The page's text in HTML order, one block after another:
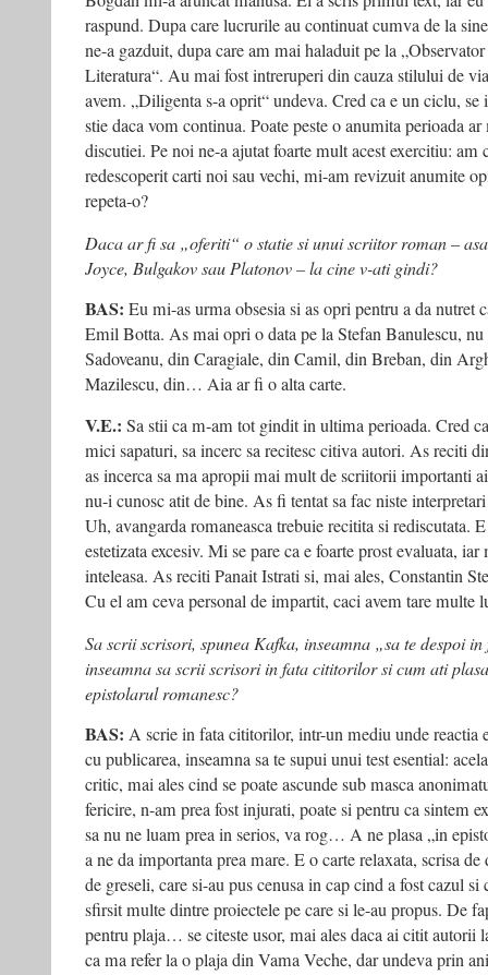
raspund. Dupa care lucrurile au continuat cumva de la
ne-a gazduit, dupa care am mai haladuit pe la
Literatura“. Au mai fost intreruperi din cauza stilului de
avem. „Diligenta s-a oprit“ undeva. Cred ca e un ciclu,
stie daca vom continua. Poate peste o anumita perioada
discutiei. Pe noi ne-a ajutat foarte mult acest exercitiu: am
redescoperit carti noi sau vechi, mi-am revizuit anumite
repeta-o?
Daca ar fi sa „oferiti“ o statie si unui scriitor roman –
Joyce, Bulgakov sau Platonov – la cine v-ati gindi?
BAS: Eu mi-as urma obsesia si as opri pentru a da nutret
Emil Botta. As mai opri o data pe la Stefan Banulescu,
Sadoveanu, din Caragiale, din Camil, din Breban, din
Mazilescu, din… Aia ar fi o alta carte.
V.E.: Sa stii ca m-am tot gindit in ultima perioada. Cred
mici sapaturi, sa incerc sa recitesc citiva autori. As reciti
as incerca sa ma apropii mai mult de scriitorii importanti
nu-i cunosc atit de bine. As fi tentat sa fac niste
Uh, avangarda romaneasca trebuie recitita si rediscutata.
estetizata excesiv. Mi se pare ca e foarte prost evaluata,
inteleasa. As reciti Panait Istrati si, mai ales, Constantin
Cu el am ceva personal de impartit, caci avem tare multe
Sa scrii scrisori, spunea Kafka, inseamna „sa te despoi
inseamna sa scrii scrisori in fata cititorilor si cum ati
epistolarul romanesc?
BAS: A scrie in fata cititorilor, intr-un mediu unde reactia
cu publicarea, inseamna sa te supui unui test esential:
critic, mai ales cind se poate ascunde sub masca
fericire, n-am prea fost injurati, poate si pentru ca sintem
sa nu ne luam prea in serios, va rog… A ne plasa „in
a ne da importanta prea mare. E o carte relaxata, scrisa
de greseli, care si-au pus cenusa in cap cind a fost cazul si
sfirsit multe dintre proiectele pe care si le-au propus. De
pentru plaja… se citeste usor, mai ales daca ai citit autorii
ca ma refer la o plaja din Vama Veche, dar undeva prin